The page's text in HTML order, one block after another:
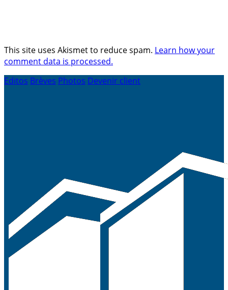
This site uses Akismet to reduce spam. Learn how your
comment data is processed.
Editos Brèves Photos Devenir client